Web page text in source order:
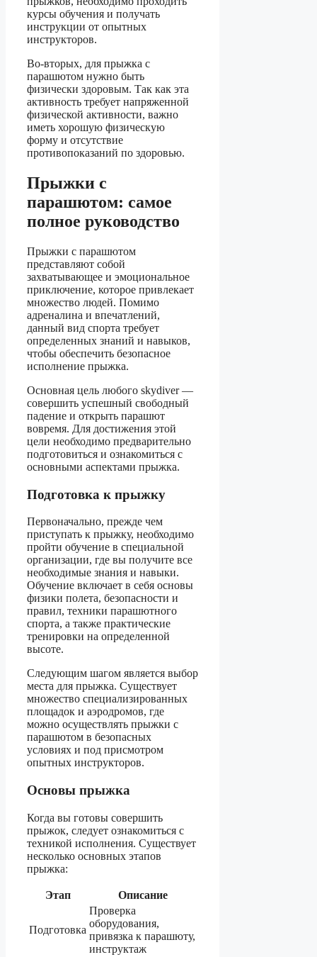
курсы обучения и получать
инструкции от опытных
инструкторов.
Во-вторых, для прыжка с
парашютом нужно быть
физически здоровым. Так как эта
активность требует напряженной
физической активности, важно
иметь хорошую физическую
форму и отсутствие
противопоказаний по здоровью.
Прыжки с
парашютом: самое
полное руководство
Прыжки с парашютом
представляют собой
захватывающее и эмоциональное
приключение, которое привлекает
множество людей. Помимо
адреналина и впечатлений,
данный вид спорта требует
определенных знаний и навыков,
чтобы обеспечить безопасное
исполнение прыжка.
Основная цель любого skydiver —
совершить успешный свободный
падение и открыть парашют
вовремя. Для достижения этой
цели необходимо предварительно
подготовиться и ознакомиться с
основными аспектами прыжка.
Подготовка к прыжку
Первоначально, прежде чем
приступать к прыжку, необходимо
пройти обучение в специальной
организации, где вы получите все
необходимые знания и навыки.
Обучение включает в себя основы
физики полета, безопасности и
правил, техники парашютного
спорта, а также практические
тренировки на определенной
высоте.
Следующим шагом является выбор
места для прыжка. Существует
множество специализированных
площадок и аэродромов, где
можно осуществлять прыжки с
парашютом в безопасных
условиях и под присмотром
опытных инструкторов.
Основы прыжка
Когда вы готовы совершить
прыжок, следует ознакомиться с
техникой исполнения. Существует
несколько основных этапов
прыжка:
Этап Описание
Подготовка
Проверка
оборудования,
привязка к парашюту,
инструктаж